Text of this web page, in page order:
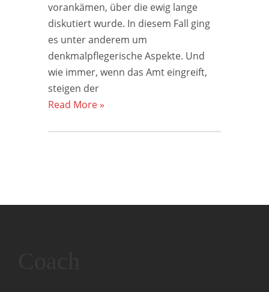
vorankämen, über die ewig lange
diskutiert wurde. In diesem Fall ging
es unter anderem um
denkmalpflegerische Aspekte. Und
wie immer, wenn das Amt eingreift,
steigen der
Read More »